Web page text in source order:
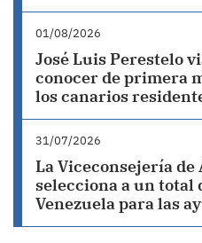
01/08/2026
José Luis Perestelo
conocer de primera
los canarios
31/07/2026
La Viceconsejería
selecciona a un total
Venezuela para las